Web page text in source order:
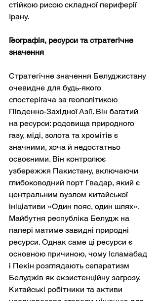
стійкою рисою складної периферії
Ірану.
Географія, ресурси та стратегічне
значення
Стратегічне значення Белуджистану
очевидне для будь-якого
спостерігача за геополітикою
Південно-Західної Азії. Він багатий
на ресурси: родовища природного
газу, міді, золота та хромітів є
значними, хоча й недостатньо
освоєними. Він контролює
узбережжя Пакистану, включаючи
глибоководний порт Гвадар, який є
центральним вузлом китайської
ініціативи «Один пояс, один шлях».
Майбутня республіка Белудж на
папері матиме завидні природні
ресурси. Однак саме ці ресурси є
основною причиною, чому Ісламабад
і Пекін розглядають сепаратизм
Белуджів як екзистенційну загрозу.
Китайські робітники та активи